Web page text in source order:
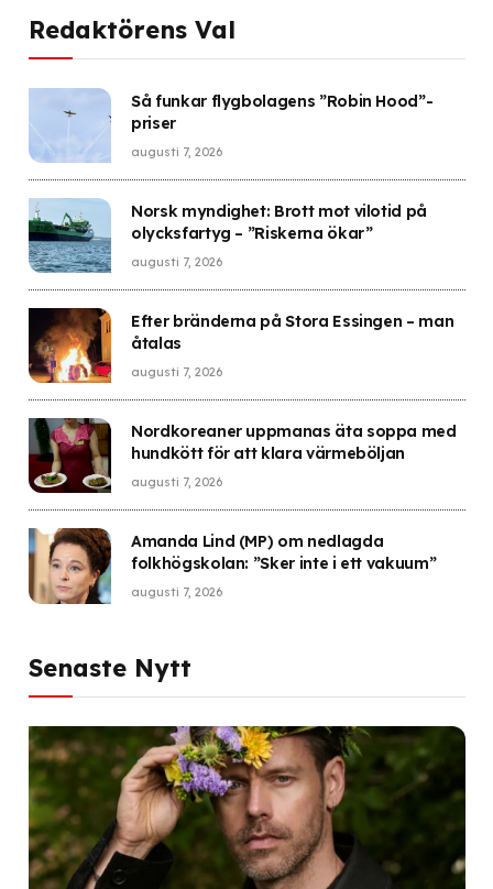
Redaktörens Val
Så funkar flygbolagens ”Robin Hood”-
priser
augusti 7, 2026
Norsk myndighet: Brott mot vilotid på
olycksfartyg – ”Riskerna ökar”
augusti 7, 2026
Efter bränderna på Stora Essingen – man
åtalas
augusti 7, 2026
Nordkoreaner uppmanas äta soppa med
hundkött för att klara värmeböljan
augusti 7, 2026
Amanda Lind (MP) om nedlagda
folkhögskolan: ”Sker inte i ett vakuum”
augusti 7, 2026
Senaste Nytt